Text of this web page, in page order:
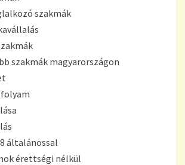
szakmák
szakmák magyarországon
általánossal
érettségi nélkül